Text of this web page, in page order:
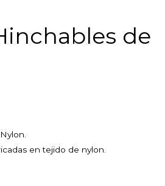
de
en tejido de nylon.